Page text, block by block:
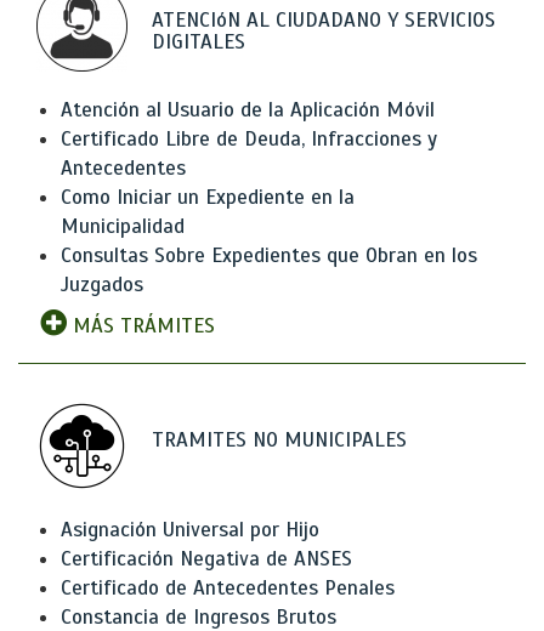
ATENCIóN AL CIUDADANO Y SERVICIOS
DIGITALES
Atención al Usuario de la Aplicación Móvil
Certificado Libre de Deuda, Infracciones y
Antecedentes
Como Iniciar un Expediente en la
Municipalidad
Consultas Sobre Expedientes que Obran en los
Juzgados
MÁS TRÁMITES
TRAMITES NO MUNICIPALES
Asignación Universal por Hijo
Certificación Negativa de ANSES
Certificado de Antecedentes Penales
Constancia de Ingresos Brutos